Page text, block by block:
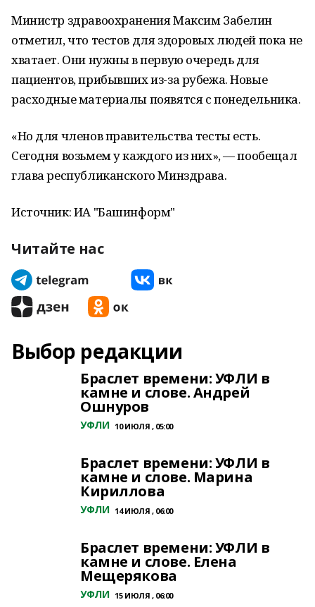
Министр здравоохранения Максим Забелин
отметил, что тестов для здоровых людей пока не
хватает. Они нужны в первую очередь для
пациентов, прибывших из-за рубежа. Новые
расходные материалы появятся с понедельника.
«Но для членов правительства тесты есть.
Сегодня возьмем у каждого из них», — пообещал
глава республиканского Минздрава.
Источник: ИА "Башинформ"
Читайте нас
Выбор редакции
Браслет времени: УФЛИ в
камне и слове. Андрей
Ошнуров
УФЛИ 10 ИЮЛЯ , 05:00
Браслет времени: УФЛИ в
камне и слове. Марина
Кириллова
УФЛИ 14 ИЮЛЯ , 06:00
Браслет времени: УФЛИ в
камне и слове. Елена
Мещерякова
УФЛИ 15 ИЮЛЯ , 06:00